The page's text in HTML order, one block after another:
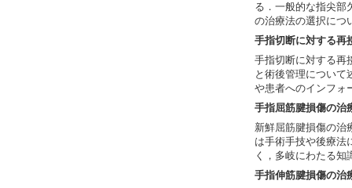
る．一般的な指尖部
の治療法の選択につ
手指切断に対する再
手指切断に対する再
と術後管理について
や患者へのインフォ
手指屈筋腱損傷の治
新鮮屈筋腱損傷の治
は手術手技や後療法
く，多岐にわたる知
手指伸筋腱損傷の治